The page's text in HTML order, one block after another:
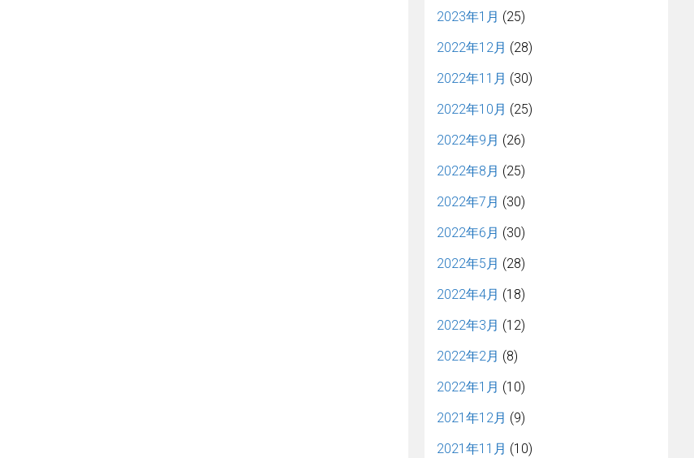
2023年1月 (25)
2022年12月 (28)
2022年11月 (30)
2022年10月 (25)
2022年9月 (26)
2022年8月 (25)
2022年7月 (30)
2022年6月 (30)
2022年5月 (28)
2022年4月 (18)
2022年3月 (12)
2022年2月 (8)
2022年1月 (10)
2021年12月 (9)
2021年11月 (10)